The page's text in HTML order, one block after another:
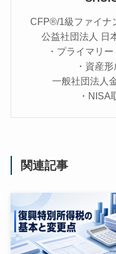
CFP®/1級ファイナ
公益社団法人 日
・プライマリ
・資産
一般社団法人
・NISA
関連記事